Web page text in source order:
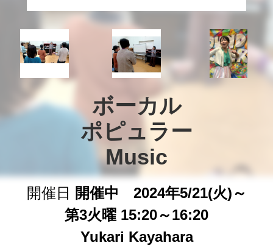
ボーカル
ポピュラー
Music
開催日
開催中 2024年5/21(火)～
第3火曜 15:20～16:20
Yukari Kayahara